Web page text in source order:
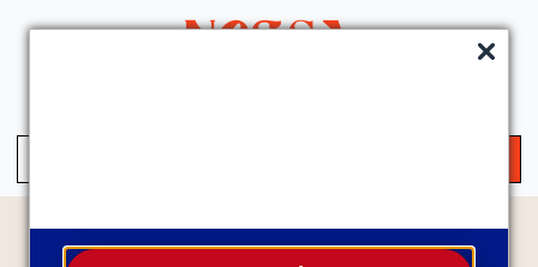
Temas